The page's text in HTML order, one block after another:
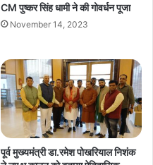
CM पुष्कर सिंह धामी ने की गोवर्धन पूजा
November 14, 2023
पूर्व मुख्यमंत्री डा.रमेश पोखरियाल निशंक